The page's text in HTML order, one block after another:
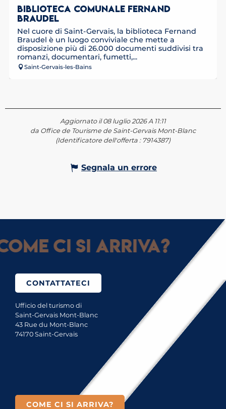
BIBLIOTECA COMUNALE FERNAND
BRAUDEL
Nel cuore di Saint-Gervais, la biblioteca Fernand
Braudel è un luogo conviviale che mette a
disposizione più di 26.000 documenti suddivisi tra
romanzi, documentari, fumetti,...
Saint-Gervais-les-Bains
Aggiornato il 08 luglio 2026 A 11:11
da Office de Tourisme de Saint-Gervais Mont-Blanc
(Identificatore dell'offerta : 7914387)
Segnala un errore
ci si arriva?
CONTATTATECI
Ufficio del turismo di
Saint-Gervais Mont-Blanc
43 Rue du Mont-Blanc
74170 Saint-Gervais
COME CI SI ARRIVA?